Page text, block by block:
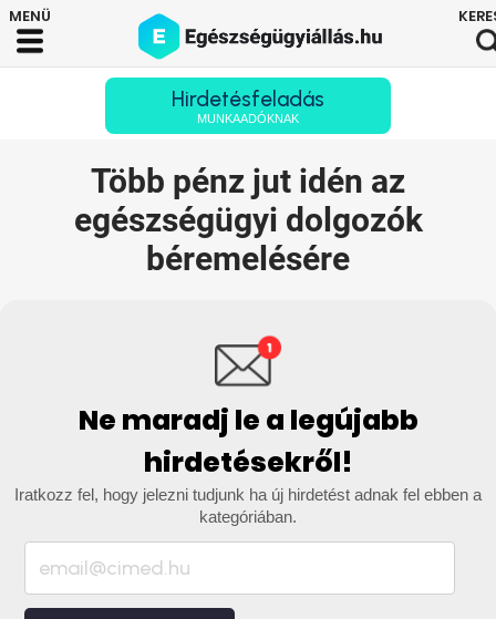
Hirdetésfeladás
MUNKAADÓKNAK
Több pénz jut idén az
egészségügyi dolgozók
béremelésére
Ne maradj le a legújabb
hirdetésekről!
Iratkozz fel, hogy jelezni tudjunk ha új hirdetést adnak fel ebben a
kategóriában.